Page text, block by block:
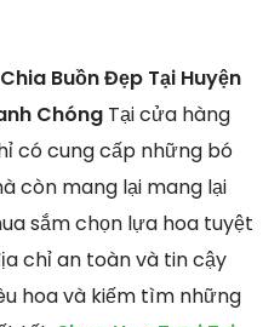
Buồn Đẹp Tại Huyện
Chóng Tại cửa hàng
có cung cấp những bó
còn mang lại mang lại
sắm chọn lựa hoa tuyệt
chỉ an toàn và tin cậy
hoa và kiếm tìm những